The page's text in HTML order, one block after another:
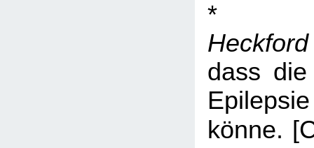
dass die
könne.